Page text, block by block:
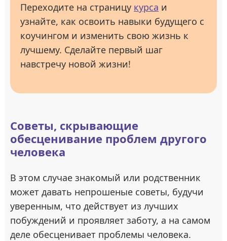
Переходите на страницу курса и
узнайте, как освоить навыки будущего с
коучингом и изменить свою жизнь к
лучшему. Сделайте первый шаг
навстречу новой жизни!
Советы, скрывающие
обесценивание проблем другого
человека
В этом случае знакомый или родственник
может давать непрошеные советы, будучи
уверенным, что действует из лучших
побуждений и проявляет заботу, а на самом
деле обесценивает проблемы человека.